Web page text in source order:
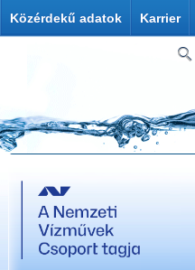
Közérdekű adatok Karrier